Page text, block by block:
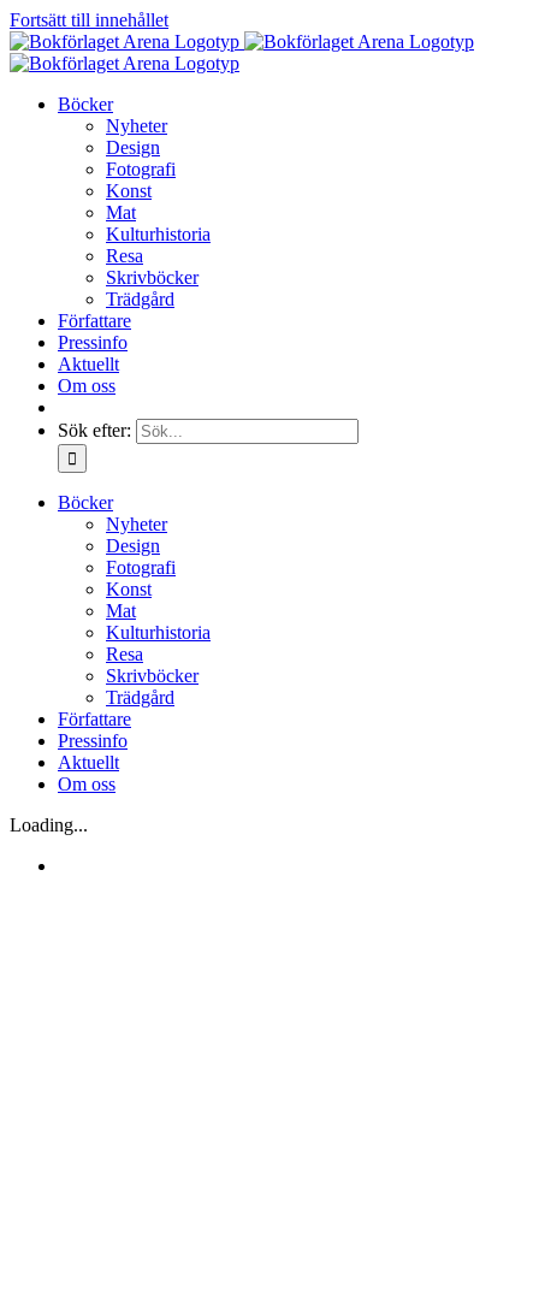
Fortsätt till innehållet
Böcker
Nyheter
Design
Fotografi
Konst
Mat
Kulturhistoria
Resa
Skrivböcker
Trädgård
Författare
Pressinfo
Aktuellt
Om oss
Sök efter:
Böcker
Nyheter
Design
Fotografi
Konst
Mat
Kulturhistoria
Resa
Skrivböcker
Trädgård
Författare
Pressinfo
Aktuellt
Om oss
Loading...